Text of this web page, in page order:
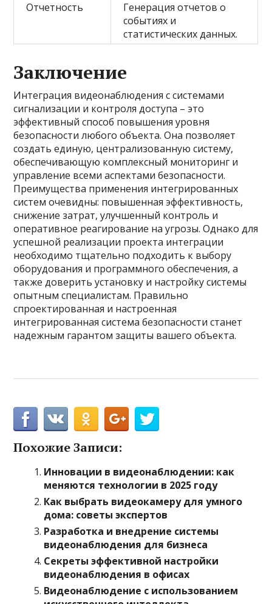
Отчетность
Генерация отчетов о
событиях и
статистических данных.
Заключение
Интеграция видеонаблюдения с системами
сигнализации и контроля доступа – это
эффективный способ повышения уровня
безопасности любого объекта. Она позволяет
создать единую, централизованную систему,
обеспечивающую комплексный мониторинг и
управление всеми аспектами безопасности.
Преимущества применения интегрированных
систем очевидны: повышенная эффективность,
снижение затрат, улучшенный контроль и
оперативное реагирование на угрозы. Однако для
успешной реализации проекта интеграции
необходимо тщательно подходить к выбору
оборудования и программного обеспечения, а
также доверить установку и настройку системы
опытным специалистам. Правильно
спроектированная и настроенная
интегрированная система безопасности станет
надежным гарантом защиты вашего объекта.
Похожие Записи:
Инновации в видеонаблюдении: как
меняются технологии в 2025 году
Как выбрать видеокамеру для умного
дома: советы экспертов
Разработка и внедрение системы
видеонаблюдения для бизнеса
Секреты эффективной настройки
видеонаблюдения в офисах
Видеонаблюдение с использованием